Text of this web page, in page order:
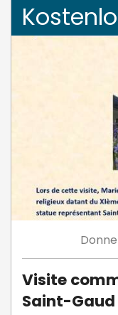
Visite
Saint-Gaud